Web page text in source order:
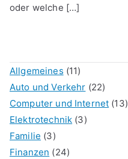
oder welche […]
Allgemeines (11)
Auto und Verkehr (22)
Computer und Internet (13)
Elektrotechnik (3)
Familie (3)
Finanzen (24)